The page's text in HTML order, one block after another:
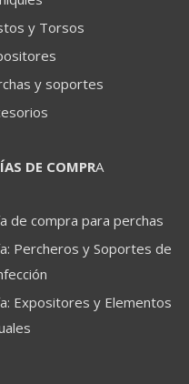
y Torsos
y soportes
DE COMPRA
de compra para perchas
Percheros y Soportes de
Expositores y Elementos